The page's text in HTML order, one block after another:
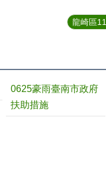
龍崎區
0625豪雨臺南市政府
扶助措施